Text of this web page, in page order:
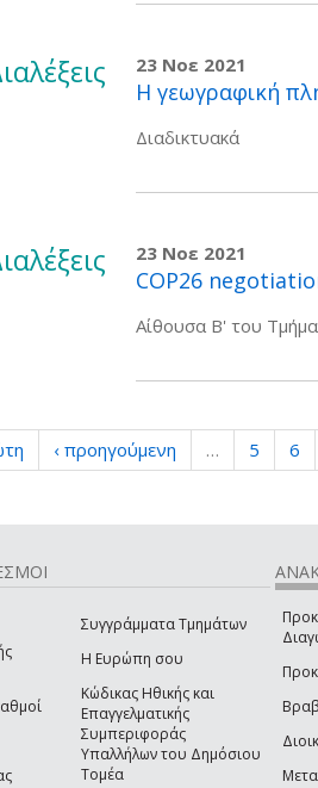
23 Νοε 2021
Η γεωγραφική
Διαδικτυακά
23 Νοε 2021
COP26
Αίθουσα Β' του
‹ προηγούμενη … 5 6
Συγγράμματα Τμημάτων
Η Ευρώπη σου
Κώδικας Ηθικής και
Επαγγελματικής
Συμπεριφοράς
Υπαλλήλων του Δημόσιου
Τομέα